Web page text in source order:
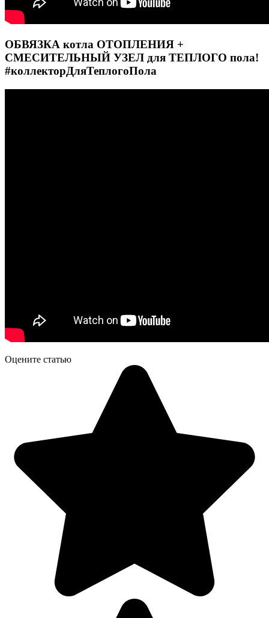
ОБВЯЗКА котла ОТОПЛЕНИЯ +
СМЕСИТЕЛЬНЫЙ УЗЕЛ для ТЕПЛОГО пола!
#коллекторДляТеплогоПола
Оцените статью